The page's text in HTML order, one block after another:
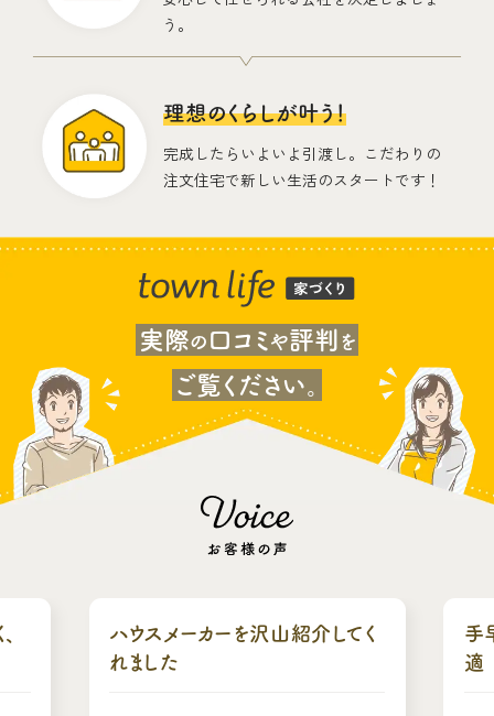
う。
理想のくらしが叶う！
完成したらいよいよ引渡し。こだわりの
注文住宅で新しい生活のスタートです！
実際の 口コミ や評判 を
ご覧ください。
ハウスメーカーを沢山紹介してく
れました
手
適